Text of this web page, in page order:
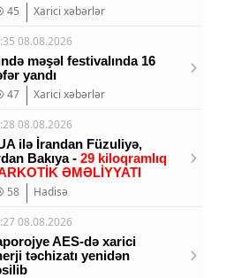
45
Xarici xəbərlər
08.08.2026
məşəl festivalında 16
yandı
47
Xarici xəbərlər
08.08.2026
ilə İrandan Füzuliyə,
Bakıya - 29 kiloqramlıq
ƏMƏLİYYATI
58
Hadisə
08.08.2026
AES-də xarici
təchizatı yenidən